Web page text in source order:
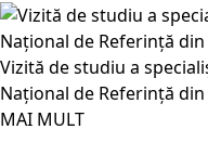
Vizită de studiu a
Național de Referință
MAI MULT